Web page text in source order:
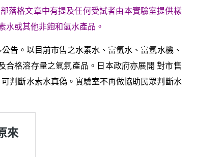
落格文章中有提及任何受試者由本實驗室提供樣
水或其他非飽和氫水產品。
告。以目前市售之水素水、富氫水、富氫水機、
合格溶存量之氫氣產品。日本政府亦展開 對市售
判斷水素水真偽。實驗室不再做協助民眾判斷水